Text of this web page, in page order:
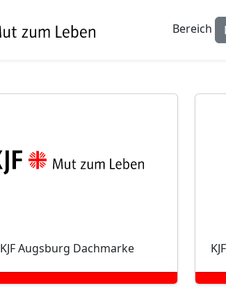
Bereich
KJF Augsburg Dachmarke